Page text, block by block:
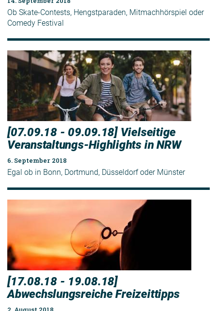
Ob Skate-Contests, Hengstparaden, Mitmachhörspiel oder
Comedy Festival
[07.09.18 - 09.09.18] Vielseitige
Veranstaltungs-Highlights in NRW
6. September 2018
Egal ob in Bonn, Dortmund, Düsseldorf oder Münster
[17.08.18 - 19.08.18]
Abwechslungsreiche Freizeittipps